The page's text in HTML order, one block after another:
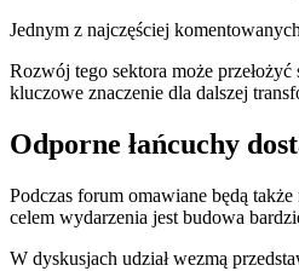
Jednym z najczęściej
Rozwój tego sektora może
kluczowe znaczenie dla dalszej
Odporne łańcuchy
Podczas forum omawiane będą
celem wydarzenia jest budowa
W dyskusjach udział wezmą